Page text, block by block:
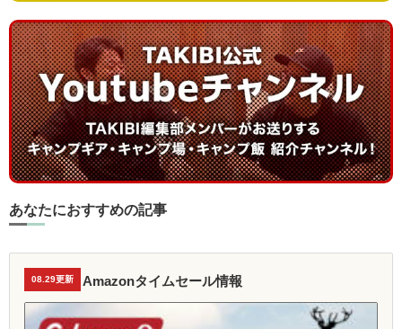
あなたにおすすめの記事
08.29更新 Amazonタイムセール情報